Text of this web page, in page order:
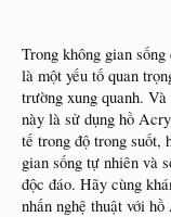
Trong không gian
là một yếu tố quan
trường xung quanh.
này là sử dụng hồ
tế trong độ trong suốt,
gian sống tự nhiên và
độc đáo. Hãy cùng
nhấn nghệ thuật với